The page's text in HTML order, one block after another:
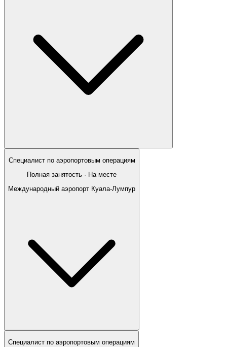
Специалист по аэропортовым операциям
Полная занятость · На месте
Международный аэропорт Куала-Лумпур
Специалист по аэропортовым операциям